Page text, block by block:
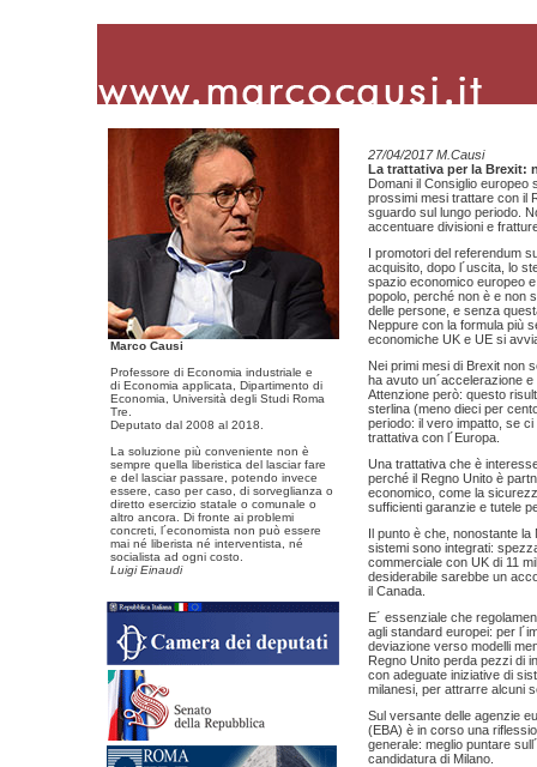
Marco Causi
Professore di Economia industriale e
di Economia applicata, Dipartimento di
Economia, Università degli Studi Roma
Tre.
Deputato dal 2008 al 2018.
La soluzione più conveniente non è
sempre quella liberistica del lasciar fare
e del lasciar passare, potendo invece
essere, caso per caso, di sorveglianza o
diretto esercizio statale o comunale o
altro ancora. Di fronte ai problemi
concreti, l´economista non può essere
mai né liberista né interventista, né
socialista ad ogni costo.
Luigi Einaudi
27/04/2017 M.Causi
La trattativa per la Brexit:
Domani il Consiglio europeo
prossimi mesi trattare con il
sguardo sul lungo periodo.
accentuare divisioni e
I promotori del referendum
acquisito, dopo l´uscita, lo
spazio economico europeo
popolo, perché non è e non
delle persone, e senza
Neppure con la formula più
economiche UK e UE si
Nei primi mesi di Brexit non
ha avuto un´accelerazione
Attenzione però: questo
sterlina (meno dieci per
periodo: il vero impatto, se
trattativa con l´Europa.
Una trattativa che è
perché il Regno Unito è
economico, come la
sufficienti garanzie e tutele
Il punto è che, nonostante la
sistemi sono integrati:
commerciale con UK di 11
desiderabile sarebbe un
il Canada.
E´ essenziale che
agli standard europei: per
deviazione verso modelli
Regno Unito perda pezzi di
con adeguate iniziative di
milanesi, per attrarre alcuni
Sul versante delle agenzie
(EBA) è in corso una
generale: meglio puntare
candidatura di Milano.